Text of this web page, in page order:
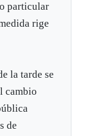
particular
rige
la tarde se
cambio
de